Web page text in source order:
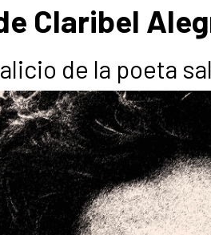
Claribel
de la poeta